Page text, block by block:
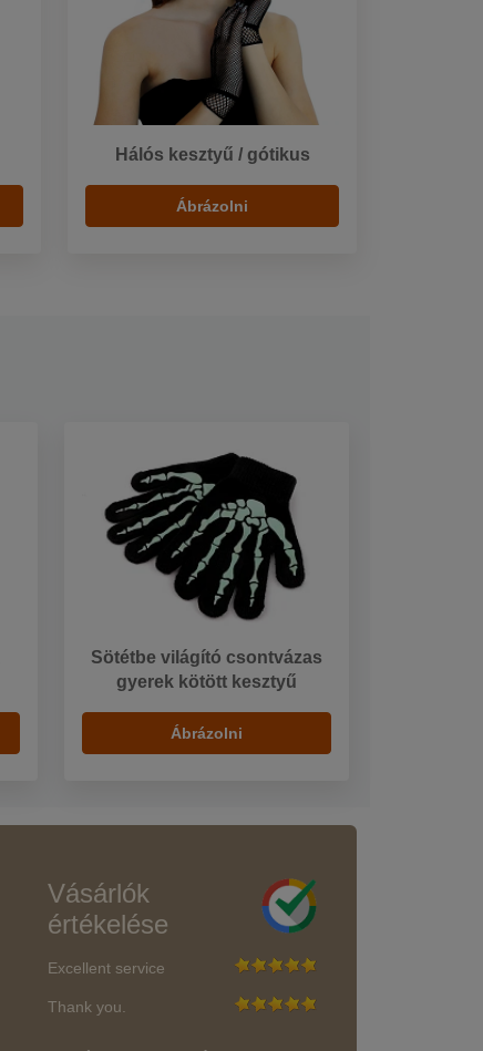
Hálós kesztyű / gótikus
Ábrázolni
Sötétbe világító csontvázas
gyerek kötött kesztyű
Ábrázolni
Vásárlók
értékelése
Excellent service
Thank you.